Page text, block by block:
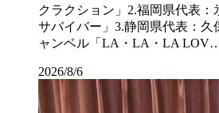
クラクション」2.福岡県代表
サバイバー」3.静岡県代表：久
ャンベル「LA・LA・LA
2026/8/6